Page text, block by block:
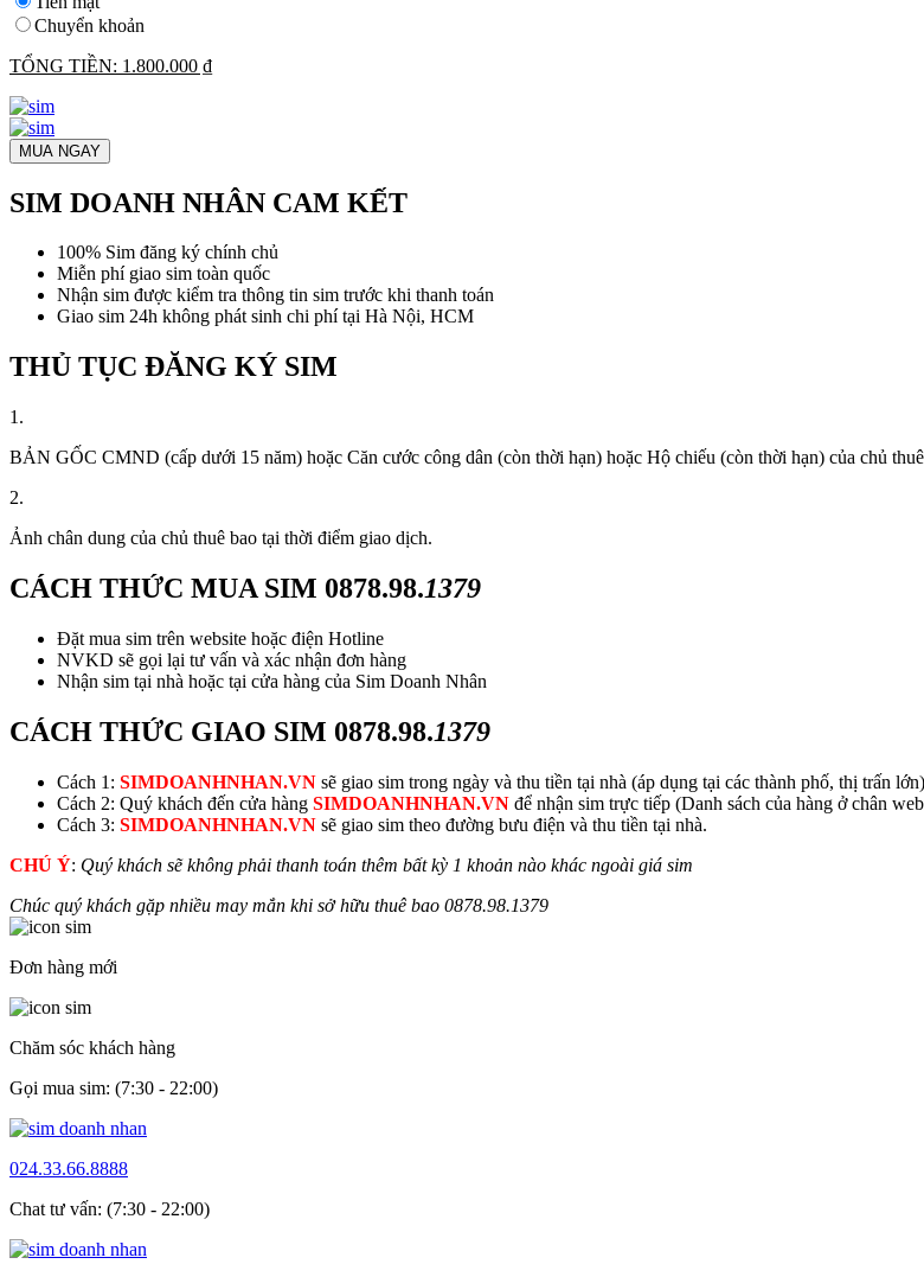
Chuyển khoản
TỔNG TIỀN: 1.800.000 ₫
MUA NGAY
SIM DOANH NHÂN CAM KẾT
100% Sim đăng ký chính chủ
Miễn phí giao sim toàn quốc
Nhận sim được kiểm tra thông tin sim trước khi thanh toán
Giao sim 24h không phát sinh chi phí tại Hà Nội, HCM
THỦ TỤC ĐĂNG KÝ SIM
1.
BẢN GỐC CMND (cấp dưới 15 năm) hoặc Căn cước công dân (còn thời hạn) hoặc Hộ chiếu (còn thời hạn) của chủ
2.
Ảnh chân dung của chủ thuê bao tại thời điểm giao dịch.
CÁCH THỨC MUA SIM 0878.98.1379
Đặt mua sim trên website hoặc điện Hotline
NVKD sẽ gọi lại tư vấn và xác nhận đơn hàng
Nhận sim tại nhà hoặc tại cửa hàng của Sim Doanh Nhân
CÁCH THỨC GIAO SIM 0878.98.1379
Cách 1: SIMDOANHNHAN.VN sẽ giao sim trong ngày và thu tiền tại nhà (áp dụng tại các thành phố, thị trấn lớn)
Cách 2: Quý khách đến cửa hàng SIMDOANHNHAN.VN để nhận sim trực tiếp (Danh sách của hàng ở chân
Cách 3: SIMDOANHNHAN.VN sẽ giao sim theo đường bưu điện và thu tiền tại nhà.
CHÚ Ý: Quý khách sẽ không phải thanh toán thêm bất kỳ 1 khoản nào khác ngoài giá sim
Chúc quý khách gặp nhiều may mắn khi sở hữu thuê bao 0878.98.1379
Đơn hàng mới
Chăm sóc khách hàng
Gọi mua sim: (7:30 - 22:00)
024.33.66.8888
Chat tư vấn: (7:30 - 22:00)